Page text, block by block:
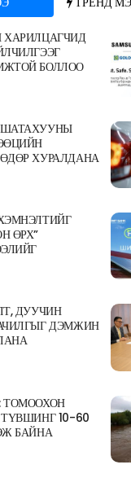
БОЛЛОО
ХУРАЛДАНА
ӨРХ”
ДУУЧИН
ДЭМЖИН
ТОМООХОН
10-60
БАЙНА